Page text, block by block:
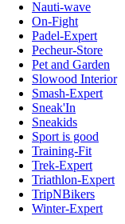
Nauti-wave
On-Fight
Padel-Expert
Pecheur-Store
Pet and Garden
Slowood Interior
Smash-Expert
Sneak'In
Sneakids
Sport is good
Training-Fit
Trek-Expert
Triathlon-Expert
TripNBikers
Winter-Expert